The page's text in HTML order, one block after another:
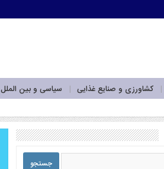
کشاورزی و صنایع غذایی سیاسی و بین الملل